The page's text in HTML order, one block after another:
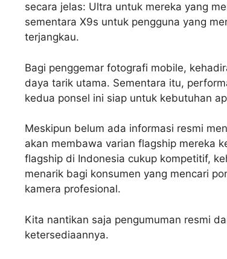
secara jelas: Ultra untuk mereka yang
sementara X9s untuk pengguna yang
terjangkau.
Bagi penggemar fotografi mobile,
daya tarik utama. Sementara itu,
kedua ponsel ini siap untuk kebutuhan
Meskipun belum ada informasi resmi
akan membawa varian flagship mereka
flagship di Indonesia cukup kompetitif,
menarik bagi konsumen yang mencari
kamera profesional.
Kita nantikan saja pengumuman resmi
ketersediaannya.